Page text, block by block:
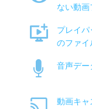
ない動
プレイ
のファイ
音声デー
動画キャ